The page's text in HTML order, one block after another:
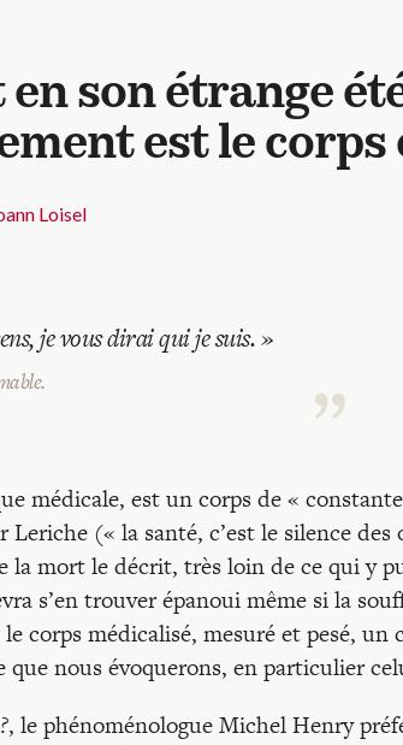
en son étrange
est le corps
Loisel
je vous dirai qui je suis.»
médicale, est un corps de «
(« la santé, c’est le silence
la mort le décrit, très loin de ce qui y
s’en trouver épanoui même si la
corps médicalisé, mesuré et pesé, un
nous évoquerons, en particulier
, le phénoménologue Michel Henry